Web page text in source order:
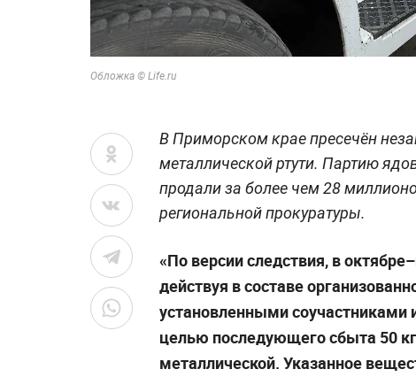
Обложка © Life.ru
В Приморском крае пресечён
металлической ртути. Партию
продали за более чем 28
региональной прокуратуры.
«По версии следствия, в
действуя в составе
установленными соучастниками
целью последующего сбыта 50
металлической. Указанное